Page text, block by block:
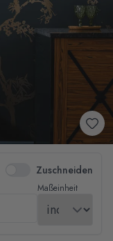
Zuschneiden
Maßeinheit